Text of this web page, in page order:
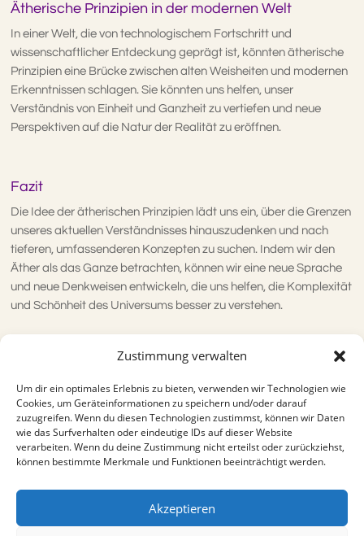
Zustimmung verwalten
Um dir ein optimales Erlebnis zu bieten, verwenden wir Technologien wie
Cookies, um Geräteinformationen zu speichern und/oder darauf
zuzugreifen. Wenn du diesen Technologien zustimmst, können wir Daten
wie das Surfverhalten oder eindeutige IDs auf dieser Website
verarbeiten. Wenn du deine Zustimmung nicht erteilst oder zurückziehst,
können bestimmte Merkmale und Funktionen beeinträchtigt werden.
Akzeptieren
Ätherische Prinzipien in der modernen Welt
In einer Welt, die von technologischem Fortschritt und
wissenschaftlicher Entdeckung geprägt ist, könnten ätherische
Prinzipien eine Brücke zwischen alten Weisheiten und modernen
Erkenntnissen schlagen. Sie könnten uns helfen, unser
Verständnis von Einheit und Ganzheit zu vertiefen und neue
Perspektiven auf die Natur der Realität zu eröffnen.
Fazit
Die Idee der ätherischen Prinzipien lädt uns ein, über die Grenzen
unseres aktuellen Verständnisses hinauszudenken und nach
tieferen, umfassenderen Konzepten zu suchen. Indem wir den
Äther als das Ganze betrachten, können wir eine neue Sprache
und neue Denkweisen entwickeln, die uns helfen, die Komplexität
und Schönheit des Universums besser zu verstehen.
KOMMENTIEREN UND TEILEN
Blog - Übersicht
Datenschutz